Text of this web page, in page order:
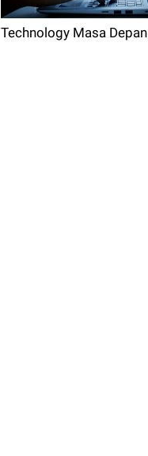
Technology Masa Depan